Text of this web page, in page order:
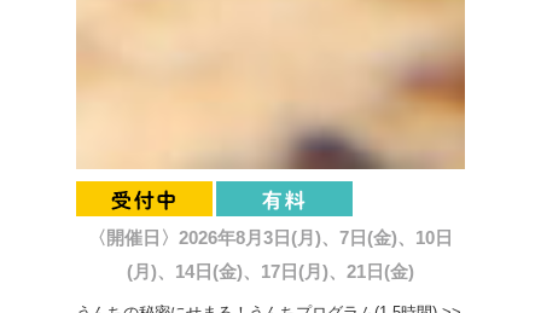
〈開催日〉2026年8月3日(月)、7日(金)、10日
(月)、14日(金)、17日(月)、21日(金)